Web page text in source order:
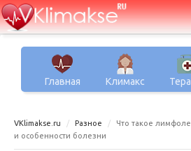
Главная Климакс
VKlimakse.ru Разное
Что такое
и особенности болезни